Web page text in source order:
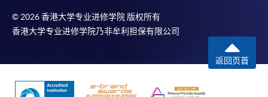
© 2026 香港大学专业进修学院 版权所有
香港大学专业进修学院乃非牟利担保有限公司
返回页首